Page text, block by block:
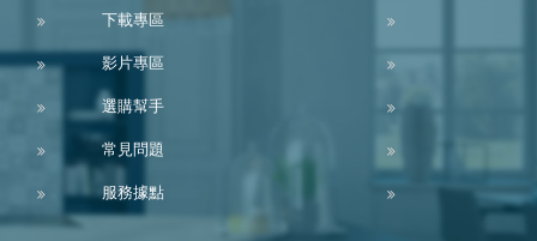
下載專區
影片專區
選購幫手
常見問題
服務據點